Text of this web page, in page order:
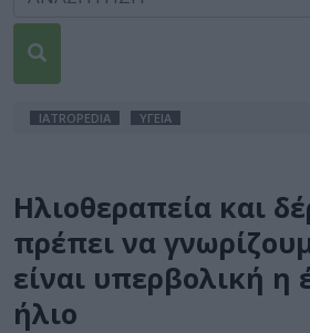
IATROPEDIA ΥΓΕΙΑ
Ηλιοθεραπεία και
πρέπει να
είναι υπερβολική η
ήλιο